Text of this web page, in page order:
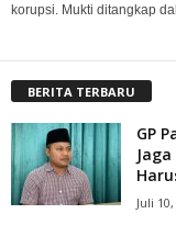
korupsi. Mukti ditangkap
BERITA TERBARU
GP
Juli